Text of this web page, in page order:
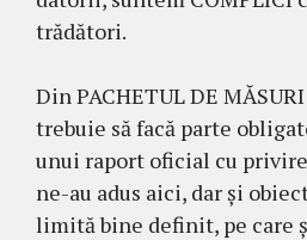
trădători.
Din PACHETUL DE
trebuie să facă parte
unui raport oficial cu
ne-au adus aici, dar și
limită bine definit, pe care